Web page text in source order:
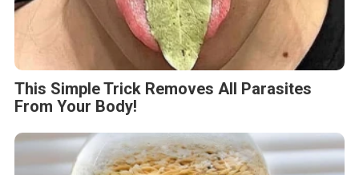
This Simple Trick Removes All Parasites
From Your Body!